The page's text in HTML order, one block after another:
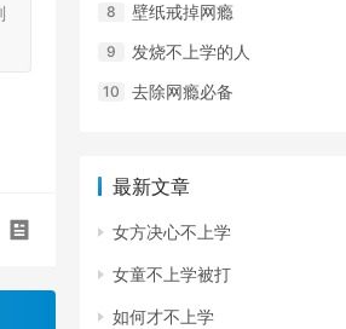
壁纸戒掉网瘾
发烧不上学的人
去除网瘾必备
最新文章
女方决心不上学
女童不上学被打
如何才不上学